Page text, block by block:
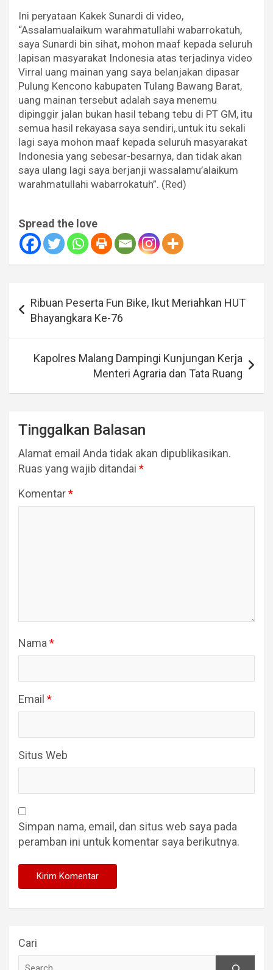
Ini peryataan Kakek Sunardi di video,
“Assalamualaikum warahmatullahi wabarrokatuh,
saya Sunardi bin sihat, mohon maaf kepada seluruh
lapisan masyarakat Indonesia atas terjadinya video
Virral uang mainan yang saya belanjakan dipasar
Pulung Kencono kabupaten Tulang Bawang Barat,
uang mainan tersebut adalah saya menemu
dipinggir jalan bukan hasil tebang tebu di PT GM, itu
semua hasil rekayasa saya sendiri,.untuk itu sekali
lagi saya mohon maaf kepada seluruh masyarakat
Indonesia yang sebesar-besarnya, dan tidak akan
saya ulang lagi saya berjanji wassalamu’alaikum
warahmatullahi wabarrokatuh”. (Red)
Spread the love
posRibuan Peserta Fun Bike, Ikut Meriahkan HUT
Bhayangkara Ke-76
Kapolres Malang Dampingi Kunjungan Kerja
Menteri Agraria dan Tata Ruang
Tinggalkan Balasan
Alamat email Anda tidak akan dipublikasikan.
Ruas yang wajib ditandai *
Komentar*
Nama *
Email *
Situs Web
Simpan nama, email, dan situs web saya pada
peramban ini untuk komentar saya berikutnya.
Cari